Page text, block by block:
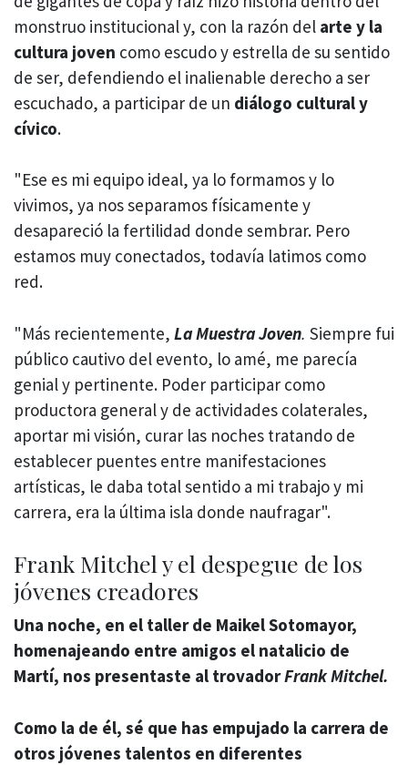
monstruo institucional y, con la razón del arte y la
cultura joven como escudo y estrella de su sentido
de ser, defendiendo el inalienable derecho a ser
escuchado, a participar de un diálogo cultural y
cívico.
"Ese es mi equipo ideal, ya lo formamos y lo
vivimos, ya nos separamos físicamente y
desapareció la fertilidad donde sembrar. Pero
estamos muy conectados, todavía latimos como
red.
"Más recientemente, La Muestra Joven. Siempre fui
público cautivo del evento, lo amé, me parecía
genial y pertinente. Poder participar como
productora general y de actividades colaterales,
aportar mi visión, curar las noches tratando de
establecer puentes entre manifestaciones
artísticas, le daba total sentido a mi trabajo y mi
carrera, era la última isla donde naufragar".
Frank Mitchel y el despegue de los
jóvenes creadores
Una noche, en el taller de Maikel Sotomayor,
homenajeando entre amigos el natalicio de
Martí, nos presentaste al trovadorFrank Mitchel.
Como la de él, sé que has empujado la carrera de
otros jóvenes talentos en diferentes